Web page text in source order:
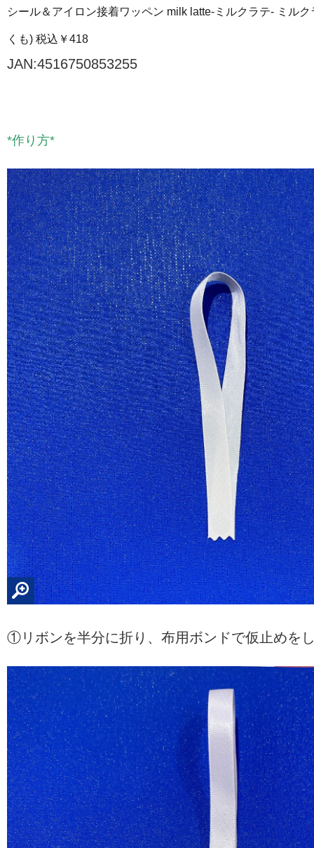
シール＆アイロン接着ワッペン milk latte-ミルクラテ- ミル
くも) 税込￥418
JAN:4516750853255
*作り方*
①リボンを半分に折り、布用ボンドで仮止めを